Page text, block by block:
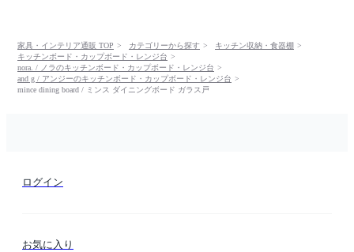
家具・インテリア通販 TOP カテゴリーから探す
キッチン収納・食器棚
キッチンボード・カップボード・レンジ台
nora. / ノラのキッチンボード・カップボード・レンジ台
and g / アンジーのキッチンボード・カップボード・レンジ台
mince dining board / ミンス ダイニングボード ガラス戸
ログイン
お気に入り